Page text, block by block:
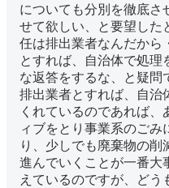
についても分別を徹底さ
せて欲しい、と要望した
任は排出業者なんだから
とすれば、自治体で処理
な返答をするな、と疑問
排出業者とすれば、自治
くれているのであれば
ィブをとり事業系のごみ
り、少しでも廃棄物の削
進んでいくことが一番大
えているのですが、どう